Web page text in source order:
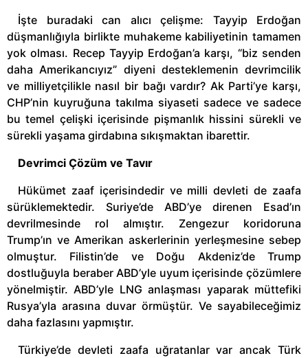
İşte buradaki can alıcı çelişme: Tayyip Erdoğan
düşmanlığıyla birlikte muhakeme kabiliyetinin tamamen
yok olması. Recep Tayyip Erdoğan’a karşı, “biz senden
daha Amerikancıyız” diyeni desteklemenin devrimcilik
ve milliyetçilikle nasıl bir bağı vardır? Ak Parti’ye karşı,
CHP’nin kuyruğuna takılma siyaseti sadece ve sadece
bu temel çelişki içerisinde pişmanlık hissini sürekli ve
sürekli yaşama girdabına sıkışmaktan ibarettir.
Devrimci Çözüm ve Tavır
Hükümet zaaf içerisindedir ve milli devleti de zaafa
sürüklemektedir. Suriye’de ABD’ye direnen Esad’ın
devrilmesinde rol almıştır. Zengezur koridoruna
Trump’ın ve Amerikan askerlerinin yerleşmesine sebep
olmuştur. Filistin’de ve Doğu Akdeniz’de Trump
dostluğuyla beraber ABD’yle uyum içerisinde çözümlere
yönelmiştir. ABD’yle LNG anlaşması yaparak müttefiki
Rusya’yla arasına duvar örmüştür. Ve sayabileceğimiz
daha fazlasını yapmıştır.
Türkiye’de devleti zaafa uğratanlar var ancak Türk